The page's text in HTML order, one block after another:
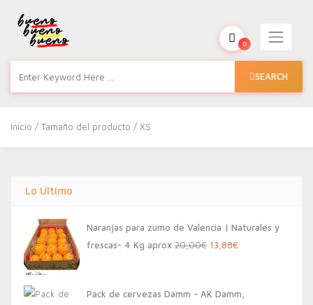
SEARCH
0
Inicio / Tamaño del producto / XS
Lo Último
Naranjas para zumo de Valencia | Naturales y
frescas- 4 Kg aprox 20,00€ El
era:
13,88€El
es:
Pack de cervezas Damm - AK Damm,